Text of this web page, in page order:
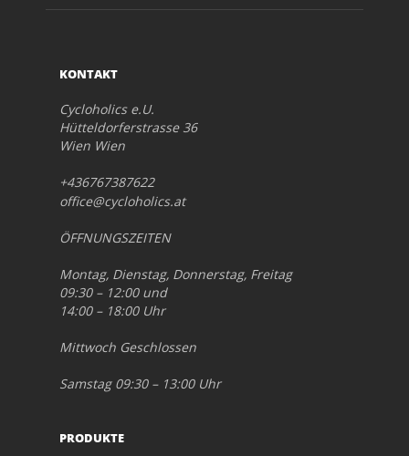
KONTAKT
Cycloholics e.U.
Hütteldorferstrasse 36
Wien Wien
+436767387622
office@cycloholics.at
ÖFFNUNGSZEITEN
Montag, Dienstag, Donnerstag, Freitag
09:30 – 12:00 und
14:00 – 18:00 Uhr
Mittwoch Geschlossen
Samstag 09:30 – 13:00 Uhr
PRODUKTE